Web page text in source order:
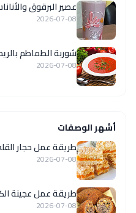
عصير البرقوق
2026-07-08
شوربة الطماطم
2026-07-08
أشهر الوصفات
طريقة عمل حجار
2026-07-08
طريقة عمل عجينة
2026-07-08